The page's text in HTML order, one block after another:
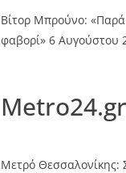
Βίτορ Μπρούνο: «Παρά
φαβορί» 6 Αυγούστου
Μετρό Θεσσαλονίκης: